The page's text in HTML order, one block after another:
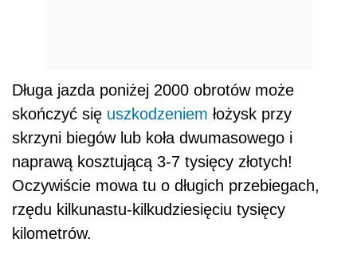
Długa jazda poniżej 2000 obrotów może
skończyć się uszkodzeniem łożysk przy
skrzyni biegów lub koła dwumasowego i
naprawą kosztującą 3-7 tysięcy złotych!
Oczywiście mowa tu o długich przebiegach,
rzędu kilkunastu-kilkudziesięciu tysięcy
kilometrów.